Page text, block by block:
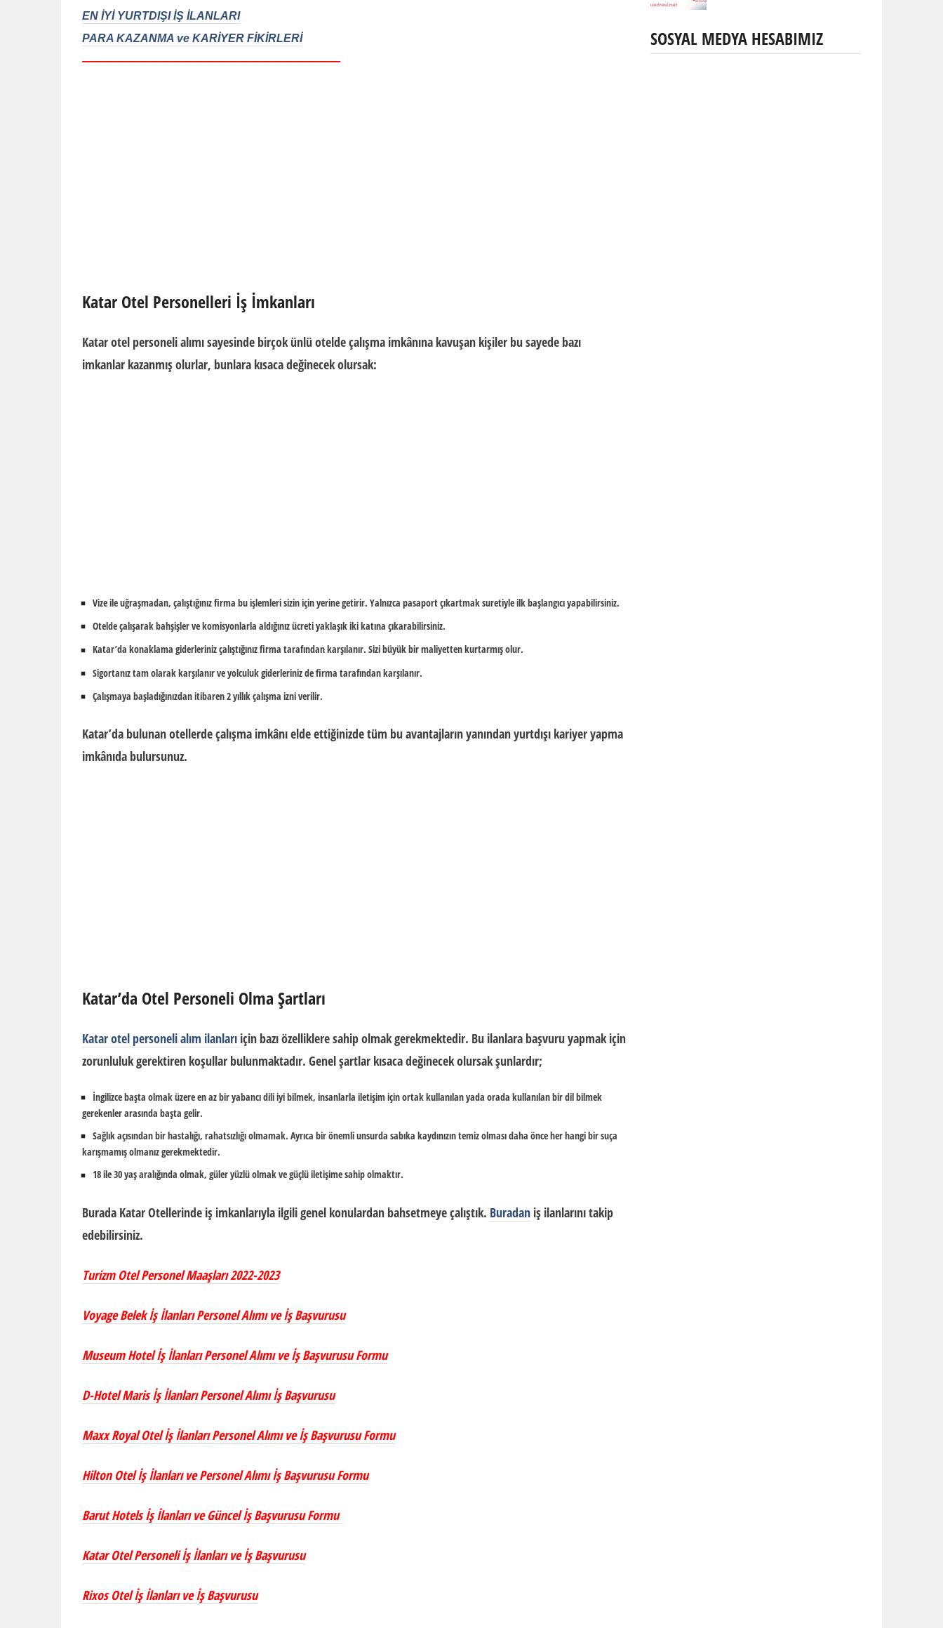
EN İYİ YURTDIŞI İŞ İLANLARI
PARA KAZANMA ve KARİYER FİKİRLERİ
———————————————————————
Katar Otel Personelleri İş İmkanları
Katar otel personeli alımısayesinde birçok ünlü otelde çalışma imkânına kavuşan kişiler bu sayede bazı
imkanlar kazanmış olurlar, bunlara kısaca değinecek olursak:
Vize ile uğraşmadan, çalıştığınız firma bu işlemleri sizin için yerine getirir. Yalnızca pasaport çıkartmak suretiyle ilk başlangıcı yapabilirsiniz.
Otelde çalışarak bahşişler ve komisyonlarla aldığınız ücreti yaklaşık iki katına çıkarabilirsiniz.
Katar’da konaklama giderleriniz çalıştığınız firma tarafından karşılanır. Sizi büyük bir maliyetten kurtarmış olur.
Sigortanız tam olarak karşılanır ve yolculuk giderleriniz de firma tarafından karşılanır.
Çalışmaya başladığınızdan itibaren 2 yıllık çalışma izni verilir.
Katar’da bulunan otellerde çalışma imkânı elde ettiğinizde tüm bu avantajların yanından yurtdışı kariyer yapma
imkânıda bulursunuz.
Katar’da Otel Personeli Olma Şartları
Katar otel personeli alım ilanları için bazı özelliklere sahip olmak gerekmektedir. Bu ilanlara başvuru yapmak için
zorunluluk gerektiren koşullar bulunmaktadır. Genel şartlar kısaca değinecek olursak şunlardır;
İngilizce başta olmak üzere en az bir yabancı dili iyi bilmek, insanlarla iletişim için ortak kullanılan yada orada kullanılan bir dil bilmek
gerekenler arasında başta gelir.
Sağlık açısından bir hastalığı, rahatsızlığı olmamak. Ayrıca bir önemli unsurda sabıka kaydınızın temiz olması daha önce her hangi bir suça
karışmamış olmanız gerekmektedir.
18 ile 30 yaş aralığında olmak, güler yüzlü olmak ve güçlü iletişime sahip olmaktır.
Burada Katar Otellerinde iş imkanlarıyla ilgili genel konulardan bahsetmeye çalıştık. Buradan iş ilanlarını takip
edebilirsiniz.
Turizm Otel Personel Maaşları 2022-2023
Voyage Belek İş İlanları Personel Alımı ve İş Başvurusu
Museum Hotel İş İlanları Personel Alımı ve İş Başvurusu Formu
D-Hotel Maris İş İlanları Personel Alımı İş Başvurusu
Maxx Royal Otel İş İlanları Personel Alımı ve İş Başvurusu Formu
Hilton Otel İş İlanları ve Personel Alımı İş Başvurusu Formu
Barut Hotels İş İlanları ve Güncel İş Başvurusu Formu
Katar Otel Personeli İş İlanları ve İş Başvurusu
Rixos Otel İş İlanları ve İş Başvurusu
SOSYAL MEDYA HESABIMIZ